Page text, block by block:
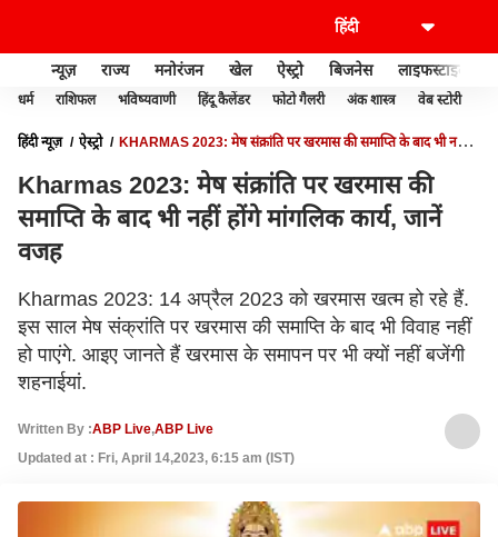
न्यूज़ राज्य मनोरंजन खेल ऐस्ट्रो बिजनेस लाइफस्टाइल
धर्म राशिफल भविष्यवाणी हिंदू कैलेंडर फोटो गैलरी अंक शास्त्र वेब स्टोरी
हिंदी न्यूज़ ऐस्ट्रो
KHARMAS 2023: मेष संक्रांति पर खरमास की समाप्ति के बाद भी नहीं
Kharmas 2023: मेष संक्रांति पर खरमास की
समाप्ति के बाद भी नहीं होंगे मांगलिक कार्य, जानें
वजह
Kharmas 2023: 14 अप्रैल 2023 को खरमास खत्म हो रहे हैं.
इस साल मेष संक्रांति पर खरमास की समाप्ति के बाद भी विवाह नहीं
हो पाएंगे. आइए जानते हैं खरमास के समापन पर भी क्यों नहीं बजेंगी
शहनाईयां.
Written By :ABP Live,ABP Live
Updated at : Fri, April 14,2023, 6:15 am (IST)